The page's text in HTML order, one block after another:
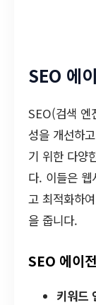
SEO 에
SEO(검색 엔
성을 개선하
기 위한 다양
다. 이들은
고 최적화하
을 줍니다.
SEO 에이
키워드